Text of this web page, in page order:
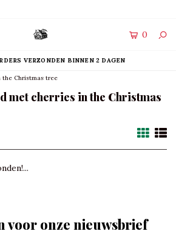
0
VERZONDEN BINNEN 2 DAGEN
the Christmas tree
met cherries in the Christmas
voor onze nieuwsbrief